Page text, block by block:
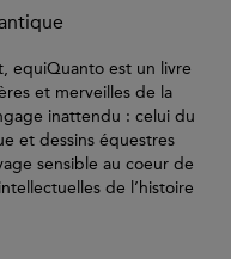
equiQuanto est un livre
et merveilles de la
inattendu : celui du
et dessins équestres
sensible au coeur de
de l’histoire